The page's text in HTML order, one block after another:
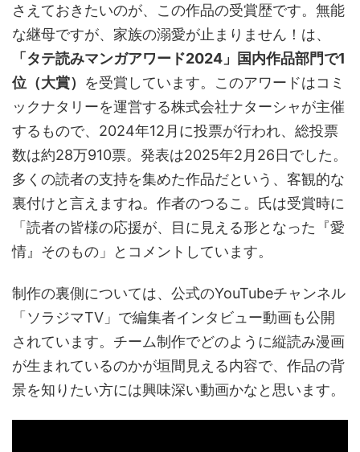
さえておきたいのが、この作品の受賞歴です。無能
な継母ですが、家族の溺愛が止まりません！は、
「タテ読みマンガアワード2024」国内作品部門で1
位（大賞） を受賞しています。このアワードはコミ
ックナタリーを運営する株式会社ナターシャが主催
するもので、2024年12月に投票が行われ、総投票
数は約28万910票。発表は2025年2月26日でした。
多くの読者の支持を集めた作品だという、客観的な
裏付けと言えますね。作者のつるこ。氏は受賞時に
「読者の皆様の応援が、目に見える形となった『愛
情』そのもの」とコメントしています。
制作の裏側については、公式のYouTubeチャンネル
「ソラジマTV」で編集者インタビュー動画も公開
されています。チーム制作でどのように縦読み漫画
が生まれているのかが垣間見える内容で、作品の背
景を知りたい方には興味深い動画かなと思います。